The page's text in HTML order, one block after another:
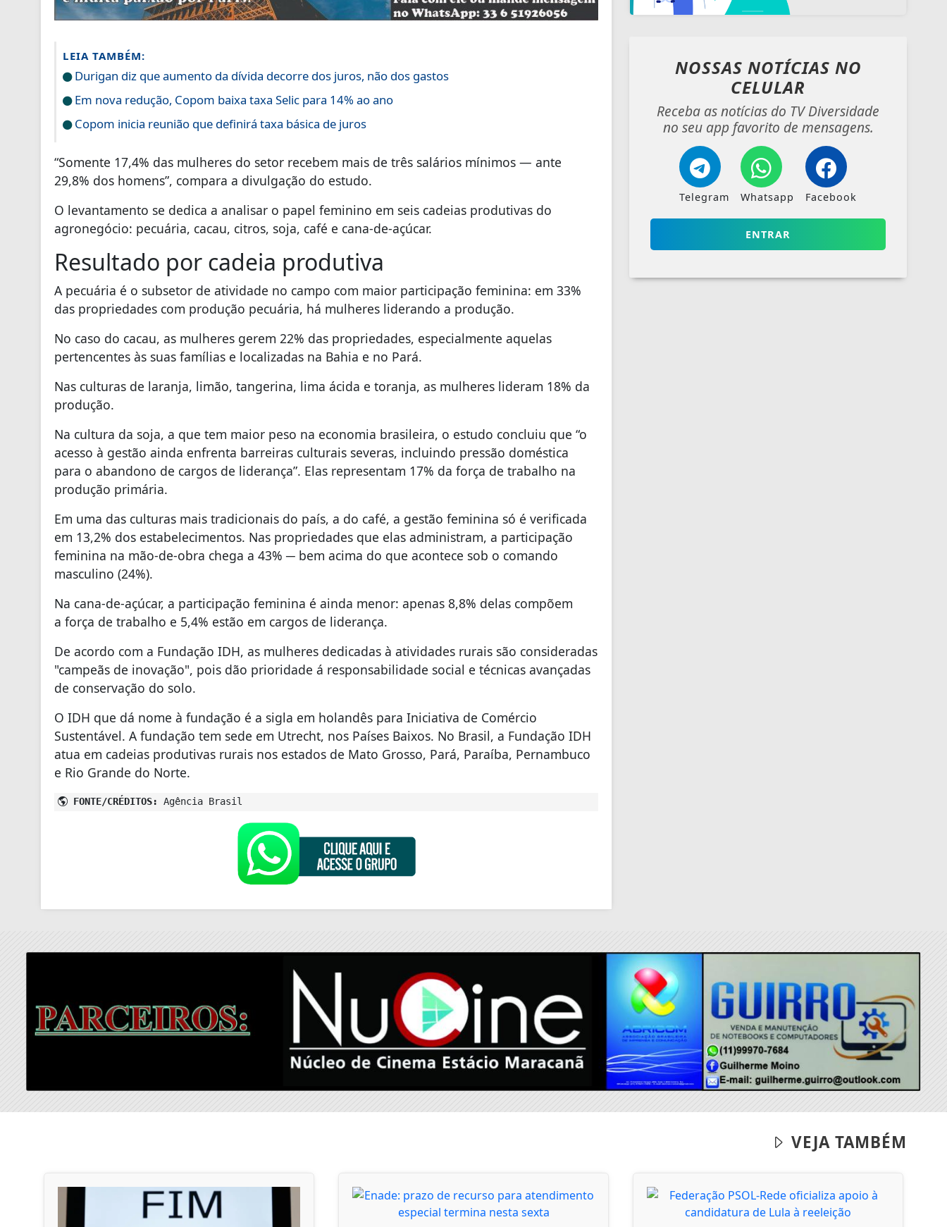
LEIA TAMBÉM:
Durigan diz que aumento da dívida decorre dos juros, não dos gastos
Em nova redução, Copom baixa taxa Selic para 14% ao ano
Copom inicia reunião que definirá taxa básica de juros
“Somente 17,4% das mulheres do setor recebem mais de três salários mínimos — ante
29,8% dos homens”, compara a divulgação do estudo.
O levantamento se dedica a analisar o papel feminino em seis cadeias produtivas do
agronegócio: pecuária, cacau, citros, soja, café e cana-de-açúcar.
Resultado por cadeia produtiva
A pecuária é o subsetor de atividade no campo com maior participação feminina: em 33%
das propriedades com produção pecuária, há mulheres liderando a produção.
No caso do cacau, as mulheres gerem 22% das propriedades, especialmente aquelas
pertencentes às suas famílias e localizadas na Bahia e no Pará.
Nas culturas de laranja, limão, tangerina, lima ácida e toranja, as mulheres lideram 18% da
produção.
Na cultura da soja, a que tem maior peso na economia brasileira, o estudo concluiu que “o
acesso à gestão ainda enfrenta barreiras culturais severas, incluindo pressão doméstica
para o abandono de cargos de liderança”. Elas representam 17% da força de trabalho na
produção primária.
Em uma das culturas mais tradicionais do país, a do café, a gestão feminina só é verificada
em 13,2% dos estabelecimentos. Nas propriedades que elas administram, a participação
feminina na mão-de-obra chega a 43% ─ bem acima do que acontece sob o comando
masculino (24%).
Na cana-de-açúcar, a participação feminina é ainda menor: apenas 8,8% delas compõem
a força de trabalho e 5,4% estão em cargos de liderança.
De acordo com a Fundação IDH, as mulheres dedicadas à atividades rurais são consideradas
"campeãs de inovação", pois dão prioridade á responsabilidade social e técnicas avançadas
de conservação do solo.
O IDH que dá nome à fundação é a sigla em holandês para Iniciativa de Comércio
Sustentável. A fundação tem sede em Utrecht, nos Países Baixos. No Brasil, a Fundação IDH
atua em cadeias produtivas rurais nos estados de Mato Grosso, Pará, Paraíba, Pernambuco
e Rio Grande do Norte.
FONTE/CRÉDITOS: Agência Brasil
NOSSAS NOTÍCIAS NO
CELULAR
Receba as notícias do TV Diversidade
no seu app favorito de mensagens.
Telegram Whatsapp Facebook
ENTRAR
VEJA TAMBÉM